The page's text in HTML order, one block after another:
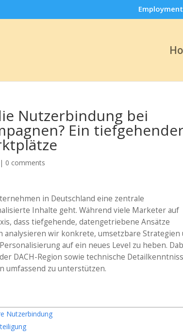
Nutzerbindung bei
Ein
| 0 comments
in Deutschland eine zentrale
Inhalte geht. Während viele Marketer auf
dass tiefgehende, datengetriebene Ansätze
analysieren wir konkrete, umsetzbare Strategien
auf ein neues Level zu heben.
DACH-Region sowie technische
umfassend zu unterstützen.
Nutzerbindung